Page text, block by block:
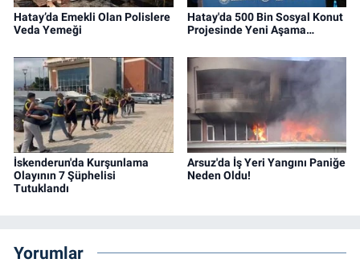
Hatay’da Emekli Olan Polislere
Veda Yemeği
Hatay'da 500 Bin Sosyal Konut
Projesinde Yeni Aşama…
İskenderun'da Kurşunlama
Olayının 7 Şüphelisi
Tutuklandı
Arsuz'da İş Yeri Yangını Paniğe
Neden Oldu!
Yorumlar